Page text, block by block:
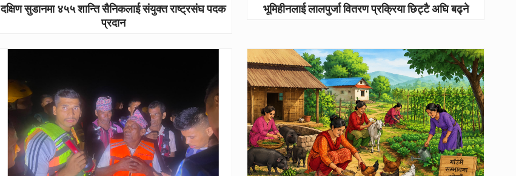
दक्षिण सुडानमा ४५५ शान्ति सैनिकलाई संयुक्त राष्ट्रसंघ पदक
प्रदान
भूमिहीनलाई लालपुर्जा वितरण प्रक्रिया छिट्टै अघि बढ्ने